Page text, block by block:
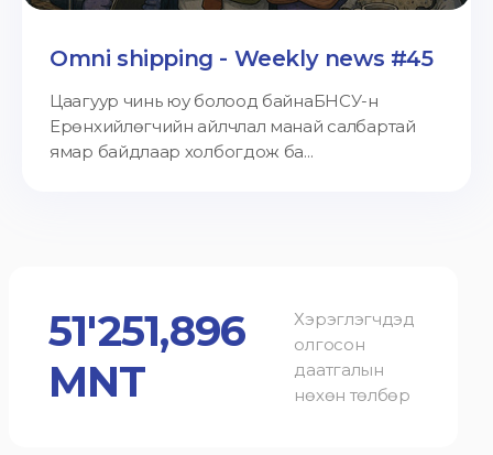
Omni shipping - Weekly news #45
Цаагуур чинь юу болоод байнаБНСУ-н
Ерөнхийлөгчийн айлчлал манай салбартай
ямар байдлаар холбогдож ба...
51'251,896
MNT
Хэрэглэгчдэд
олгосон
даатгалын
нөхөн төлбөр